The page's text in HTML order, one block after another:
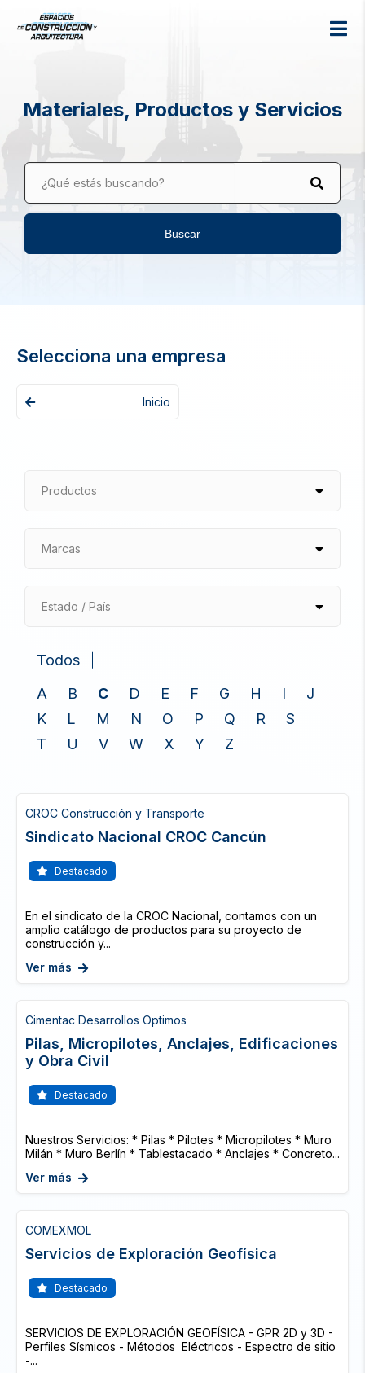
Materiales, Productos y Servicios
¿Qué estás buscando?
Buscar
Selecciona una empresa
Inicio
Productos
Marcas
Estado / País
Todos
A
B C D E F G H I
J
K
L M N O P Q R
S
T
U V W X Y Z
CROC Construcción y Transporte
Sindicato Nacional CROC Cancún
Destacado
En el sindicato de la CROC Nacional, contamos con un
amplio catálogo de productos para su proyecto de
construcción y...
Ver más
Cimentac Desarrollos Optimos
Pilas, Micropilotes, Anclajes, Edificaciones
y Obra Civil
Destacado
Nuestros Servicios: * Pilas * Pilotes * Micropilotes * Muro
Milán * Muro Berlín * Tablestacado * Anclajes * Concreto...
Ver más
COMEXMOL
Servicios de Exploración Geofísica
Destacado
SERVICIOS DE EXPLORACIÓN GEOFÍSICA - GPR 2D y 3D -
Perfiles Sísmicos - Métodos Eléctricos - Espectro de sitio
-...